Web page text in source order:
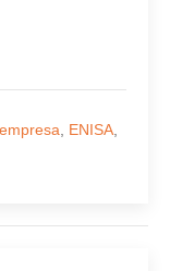
empresa ENISA